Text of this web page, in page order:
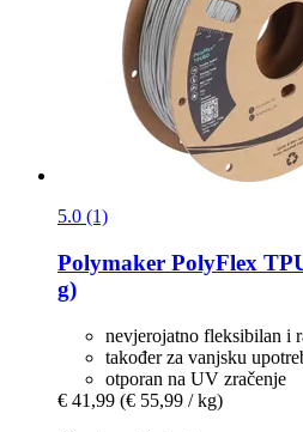
5.0 (1)
Polymaker PolyFlex
g)
nevjerojatno fleksibilan i
također za vanjsku
otporan na UV zračenje
€ 41,99 (€ 55,99 / kg)